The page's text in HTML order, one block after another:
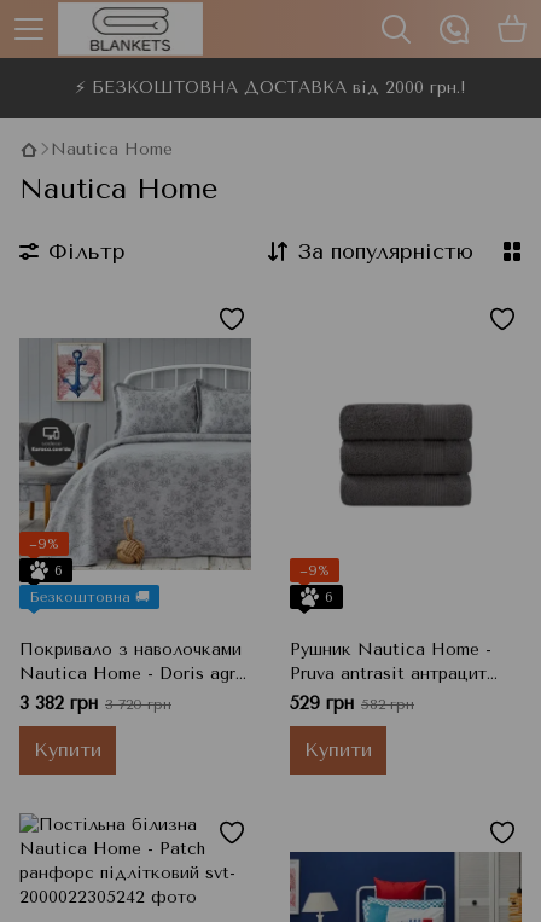
⚡ БЕЗКОШТОВНА ДОСТАВКА від 2000 грн.!
Nautica Home
Nautica Home
Фільтр За популярністю
−9%
6
Безкоштовна 🚚
Покривало з наволочками
Nautica Home - Doris agri
світло-сірий 230x240
3 382 грн 3 720 грн
Купити
−9%
6
Рушник Nautica Home -
Pruva antrasit антрацит
50x90
529 грн 582 грн
Купити